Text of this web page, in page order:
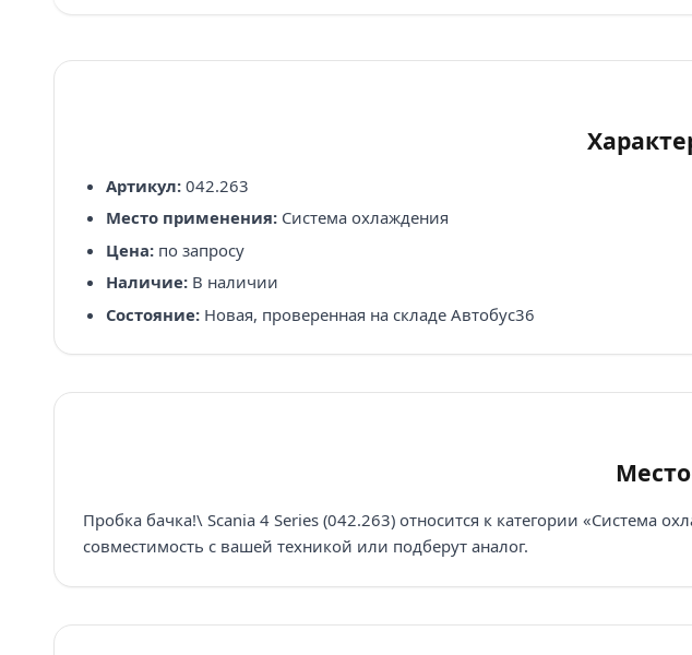
Артикул:042.263
Место применения:Система охлаждения
Цена:по запросу
Наличие:В наличии
Состояние:Новая, проверенная на складе Автобус36
Пробка бачка!\ Scania 4 Series (042.263) относится к категории «Система
совместимость с вашей техникой или подберут аналог.